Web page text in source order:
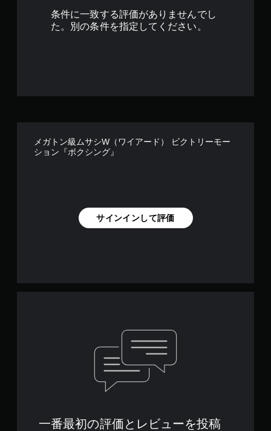
条件に一致する評価がありませんでし
た。別の条件を指定してください。
メガトン級ムサシW（ワイアード） ビクトリーモー
ション『ボクシング』
サインインして評価
一番最初の評価とレビューを投稿